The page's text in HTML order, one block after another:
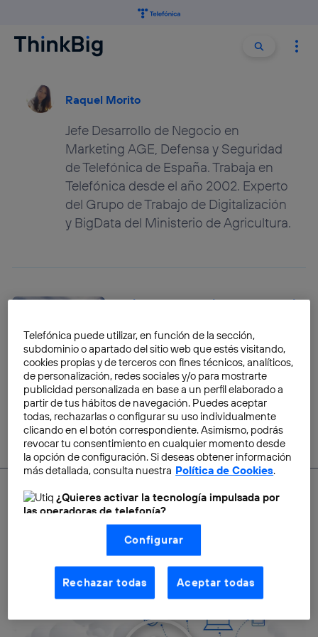
Buscar
Raquel Morito
Jefe Desarrollo de Negocio en
Marketing AGE, Defensa y Seguridad
de Telefónica de España. Trabaja en
Telefónica desde el año 2002. Experto
del Grupo de Trabajo de Digitalización
y BigData del Ministerio de Agricultura.
Cómo conseguir que el medio
la tecnología
Raquel Morito
SACA EL MÁXIMO PARTIDO A LA CONECTIVIDAD
EN TU HOGAR MOVISTAR
Telefónica puede utilizar, en función de la sección,
subdominio o apartado del sitio web que estés visitando,
cookies propias y de terceros con fines técnicos, analíticos,
de personalización, redes sociales y/o para mostrarte
publicidad personalizada en base a un perfil elaborado a
partir de tus hábitos de navegación. Puedes aceptar
todas, rechazarlas o configurar su uso individualmente
clicando en el botón correspondiente. Asimismo, podrás
revocar tu consentimiento en cualquier momento desde
la opción de configuración. Si deseas obtener información
más detallada, consulta nuestra Política de Cookies.
¿Quieres activar la tecnología impulsada por
las operadoras de telefonía?
Nosotros, Telefónica S.A., utilizamos la tecnología Utiq para
realizar nuestras acciones de marketing digital o análisis
(como se describe en este aviso de consentimiento)
basadas en tu navegación en nuestra(s) web(s)
aquí(solo cuando utilizas una conexión a
internet habilitada , proporcionada por una de las
operadoras de telefonía participantes, y otorgas tu
La tecnología Utiq está diseñada con la privacidad como
Configurar
Rechazar todas Aceptar todas